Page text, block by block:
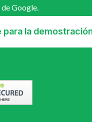
de Google.